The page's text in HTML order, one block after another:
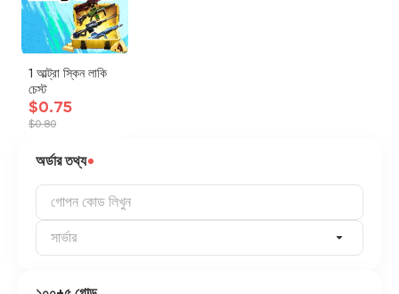
1 আল্ট্রা স্কিন লাকি
চেস্ট
$0.75
$0.80
অর্ডার তথ্য
সার্ভার